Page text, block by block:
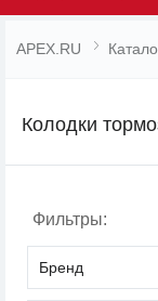
APEX.RU
Колодки
Фильтры:
Бренд